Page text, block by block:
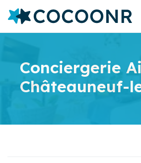
Conciergerie
Châteauneuf-